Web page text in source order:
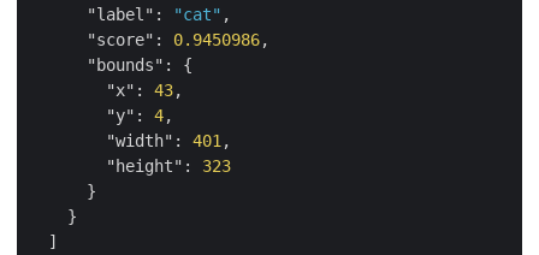
"label" : "cat" ,
"score" : 0.9450986,
"bounds" : {
"x" : 43,
"y" : 4,
"width" : 401 ,
"height" : 323
      }
    }
  ]